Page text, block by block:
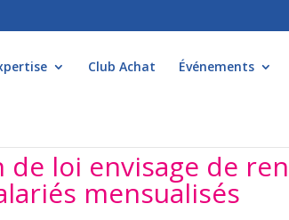
Club Achat Événements
loi envisage de
mensualisés